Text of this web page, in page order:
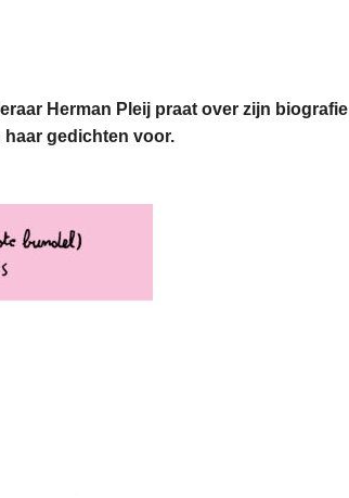
Herman Pleij praat over zijn biografie
gedichten voor.